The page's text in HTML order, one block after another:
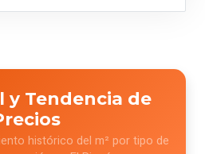
y Tendencia de
histórico del m² por tipo de